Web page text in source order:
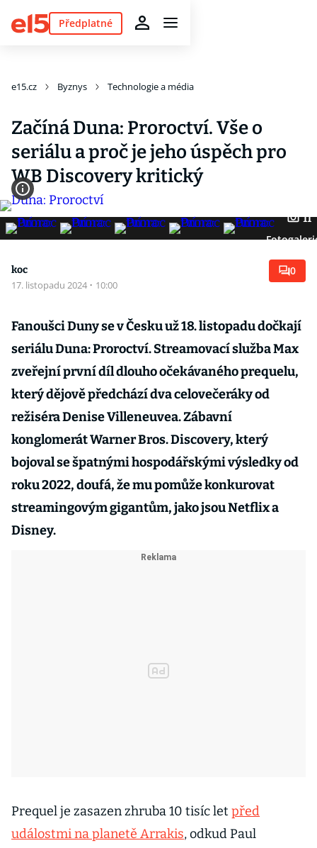
Předplatné
e15.cz Byznys Technologie a média
Začíná Duna: Proroctví. Vše o
seriálu a proč je jeho úspěch pro
WB Discovery kritický
11
koc
17. listopadu 2024 · 10:00
0
Fanoušci Duny se v Česku už 18. listopadu dočkají
seriálu Duna: Proroctví. Streamovací služba Max
zveřejní první díl dlouho očekávaného prequelu,
který dějově předchází dva celovečeráky od
režiséra Denise Villeneuvea. Zábavní
konglomerát Warner Bros. Discovery, který
bojoval se špatnými hospodářskými výsledky od
roku 2022, doufá, že mu pomůže konkurovat
streamingovým gigantům, jako jsou Netflix a
Disney.
Prequel je zasazen zhruba 10 tisíc let před
událostmi na planetě Arrakis, odkud Paul